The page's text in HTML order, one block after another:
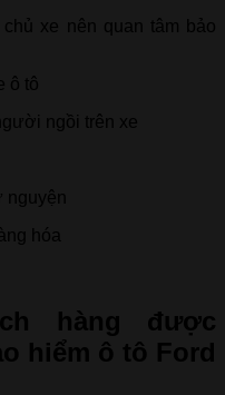
xe nên quan tâm bảo
ô tô
ngồi trên xe
nguyện
hóa
hàng được
hiểm ô tô Ford